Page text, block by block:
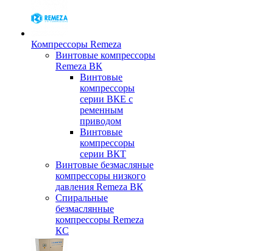
Компрессоры Remeza
Винтовые компрессоры
Remeza ВК
Винтовые
компрессоры
серии ВКЕ с
ременным
приводом
Винтовые
компрессоры
серии ВКТ
Винтовые безмасляные
компрессоры низкого
давления Remeza ВК
Спиральные
безмаслянные
компрессоры Remeza
КС